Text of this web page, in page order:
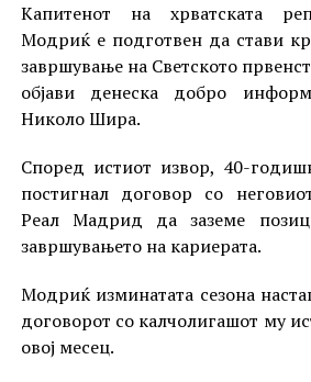
Капитенот на хрватската
Модриќ е подготвен да стави
завршување на Светското
објави денеска добро
Николо Шира.
Според истиот извор, 40-
постигнал договор со
Реал Мадрид да заземе
завршувањето на кариерата.
Модриќ изминатата сезона
договорот со калчолигашот му
овој месец.